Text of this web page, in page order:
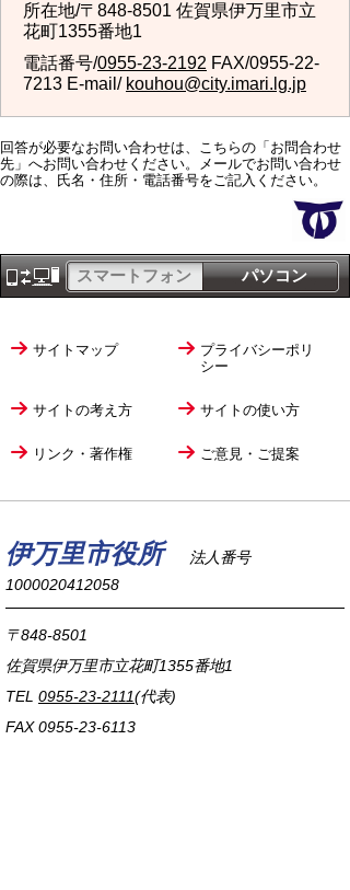
所在地/〒848-8501 佐賀県伊万里市立
花町1355番地1
電話番号/0955-23-2192 FAX/0955-22-
7213 E-mail/ kouhou@city.imari.lg.jp
回答が必要なお問い合わせは、こちらの「お問合わせ
先」へお問い合わせください。メールでお問い合わせ
の際は、氏名・住所・電話番号をご記入ください。
パソコン
スマートフォン
サイトマップ
プライバシーポリ
シー
サイトの考え方 サイトの使い方
リンク・著作権 ご意見・ご提案
伊万里市役所
法人番号
1000020412058
〒848-8501
佐賀県伊万里市立花町1355番地1
TEL 0955-23-2111(代表)
FAX 0955-23-6113